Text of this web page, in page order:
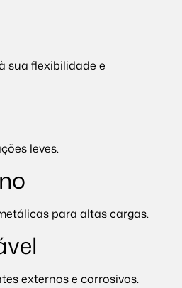
sua flexibilidade e
leves.
para altas cargas.
externos e corrosivos.